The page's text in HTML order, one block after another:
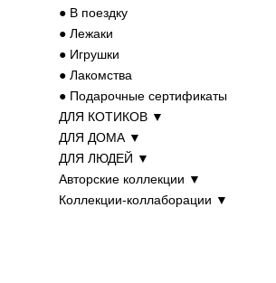
● В поездку
● Лежаки
● Игрушки
● Лакомства
● Подарочные сертификаты
ДЛЯ КОТИКОВ ▼
ДЛЯ ДОМА ▼
ДЛЯ ЛЮДЕЙ ▼
Авторские коллекции ▼
Коллекции-коллаборации ▼